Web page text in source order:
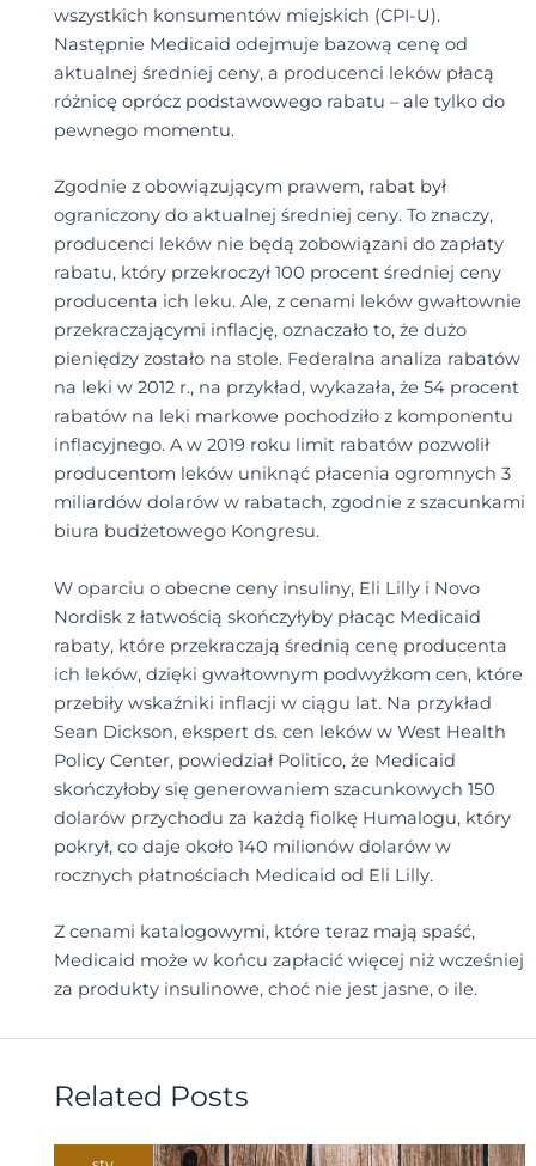
wszystkich konsumentów miejskich (CPI-U).
Następnie Medicaid odejmuje bazową cenę od
aktualnej średniej ceny, a producenci leków płacą
różnicę oprócz podstawowego rabatu – ale tylko do
pewnego momentu.
Zgodnie z obowiązującym prawem, rabat był
ograniczony do aktualnej średniej ceny. To znaczy,
producenci leków nie będą zobowiązani do zapłaty
rabatu, który przekroczył 100 procent średniej ceny
producenta ich leku. Ale, z cenami leków gwałtownie
przekraczającymi inflację, oznaczało to, że dużo
pieniędzy zostało na stole. Federalna analiza rabatów
na leki w 2012 r., na przykład, wykazała, że 54 procent
rabatów na leki markowe pochodziło z komponentu
inflacyjnego. A w 2019 roku limit rabatów pozwolił
producentom leków uniknąć płacenia ogromnych 3
miliardów dolarów w rabatach, zgodnie z szacunkami
biura budżetowego Kongresu.
W oparciu o obecne ceny insuliny, Eli Lilly i Novo
Nordisk z łatwością skończyłyby płacąc Medicaid
rabaty, które przekraczają średnią cenę producenta
ich leków, dzięki gwałtownym podwyżkom cen, które
przebiły wskaźniki inflacji w ciągu lat. Na przykład
Sean Dickson, ekspert ds. cen leków w West Health
Policy Center, powiedział Politico, że Medicaid
skończyłoby się generowaniem szacunkowych 150
dolarów przychodu za każdą fiolkę Humalogu, który
pokrył, co daje około 140 milionów dolarów w
rocznych płatnościach Medicaid od Eli Lilly.
Z cenami katalogowymi, które teraz mają spaść,
Medicaid może w końcu zapłacić więcej niż wcześniej
za produkty insulinowe, choć nie jest jasne, o ile.
Related Posts